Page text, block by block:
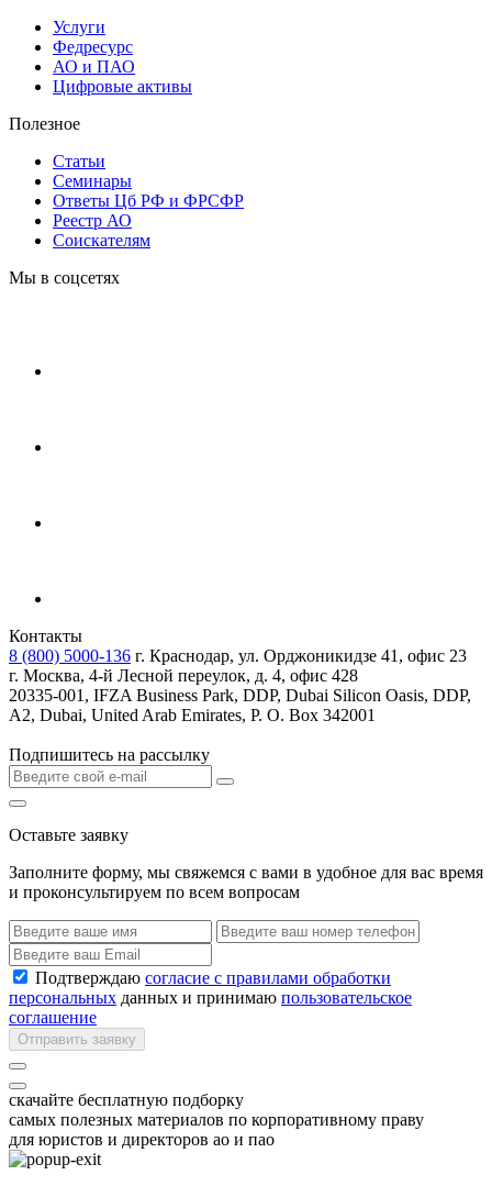
Услуги
Федресурс
АО и ПАО
Цифровые активы
Полезное
Статьи
Cеминары
Ответы Цб РФ и ФРСФР
Реестр АО
Соискателям
Мы в соцсетях
Контакты
8 (800) 5000-136 г. Краснодар, ул. Орджоникидзе 41, офис 23
г. Москва, 4-й Лесной переулок, д. 4, офис 428
20335-001, IFZA Business Park, DDP, Dubai Silicon Oasis, DDP,
A2, Dubai, United Arab Emirates, P. O. Box 342001
Подпишитесь на рассылку
Оставьте заявку
Заполните форму, мы свяжемся с вами в удобное для вас время
и проконсультируем по всем вопросам
Подтверждаю согласие с правилами обработки
персональных данных и принимаю пользовательское
соглашение
Отправить заявку
скачайте бесплатную подборку
самых полезных материалов по корпоративному праву
для юристов и директоров ао и пао